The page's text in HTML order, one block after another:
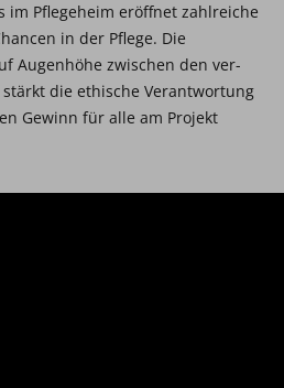
im Pflegeheim eröffnet zahlreiche
in der Pflege. Die
Augenhöhe zwischen den ver­
die ethische Verantwortung
Gewinn für alle am Projekt